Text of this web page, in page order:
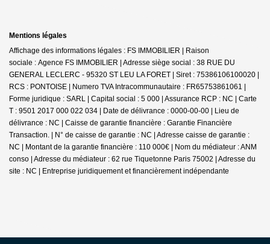
Mentions légales
Affichage des informations légales : FS IMMOBILIER | Raison
sociale : Agence FS IMMOBILIER | Adresse siège social : 38 RUE DU
GENERAL LECLERC - 95320 ST LEU LA FORET | Siret : 75386106100020 |
RCS : PONTOISE | Numero TVA Intracommunautaire : FR65753861061 |
Forme juridique : SARL | Capital social : 5 000 | Assurance RCP : NC | Carte
T : 9501 2017 000 022 034 | Date de délivrance : 0000-00-00 | Lieu de
délivrance : NC | Caisse de garantie financière : Garantie Financière
Transaction. | N° de caisse de garantie : NC | Adresse caisse de garantie :
NC | Montant de la garantie financière : 110 000€ | Nom du médiateur : ANM
conso | Adresse du médiateur : 62 rue Tiquetonne Paris 75002 | Adresse du
site : NC | Entreprise juridiquement et financièrement indépendante